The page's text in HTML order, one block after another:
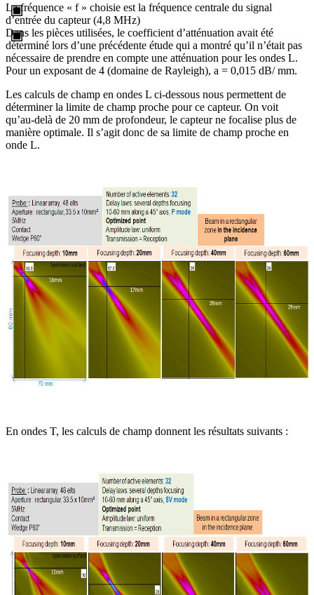
La fréquence « f » choisie est la fréquence centrale du signal
d’entrée du capteur (4,8 MHz)
Dans les pièces utilisées, le coefficient d’atténuation avait été
déterminé lors d’une précédente étude qui a montré qu’il n’était pas
nécessaire de prendre en compte une atténuation pour les ondes L.
Pour un exposant de 4 (domaine de Rayleigh), a = 0,015 dB/ mm.
Les calculs de champ en ondes L ci-dessous nous permettent de
déterminer la limite de champ proche pour ce capteur. On voit
qu’au-delà de 20 mm de profondeur, le capteur ne focalise plus de
manière optimale. Il s’agit donc de sa limite de champ proche en
onde L.
En ondes T, les calculs de champ donnent les résultats suivants :